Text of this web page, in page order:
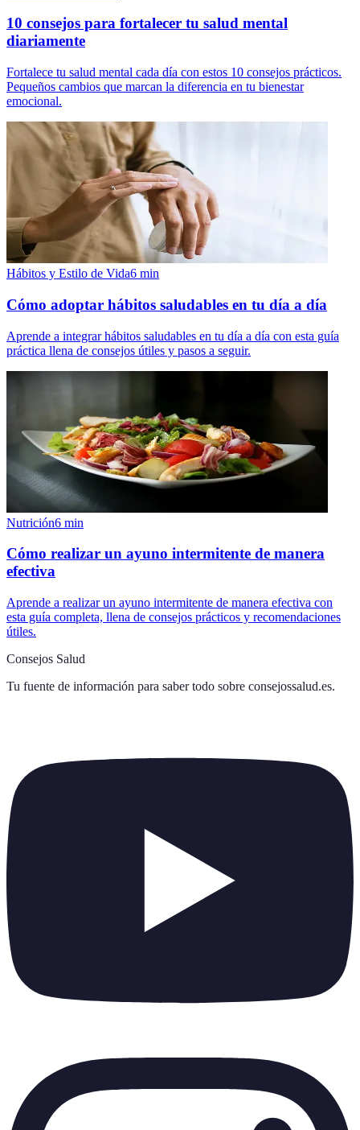
10 consejos para fortalecer tu salud mental
diariamente
Fortalece tu salud mental cada día con estos 10 consejos prácticos.
Pequeños cambios que marcan la diferencia en tu bienestar
emocional.
Hábitos y Estilo de Vida6 min
Cómo adoptar hábitos saludables en tu día a día
Aprende a integrar hábitos saludables en tu día a día con esta guía
práctica llena de consejos útiles y pasos a seguir.
Nutrición6 min
Cómo realizar un ayuno intermitente de manera
efectiva
Aprende a realizar un ayuno intermitente de manera efectiva con
esta guía completa, llena de consejos prácticos y recomendaciones
útiles.
Consejos Salud
Tu fuente de información para saber todo sobre consejossalud.es.